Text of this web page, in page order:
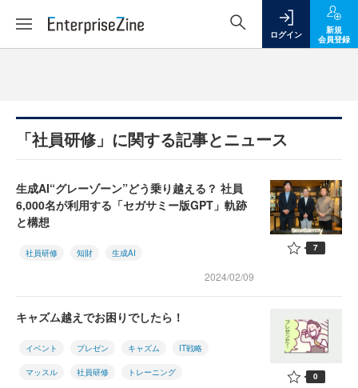
ログイン
新規
会員登録
「社員研修」に関する記事とニュース
生成AI“グレーゾーン”どう乗り越える？ 社員
6,000名が利用する「セガサミー版GPT」軌跡
と構想
社員研修 知財 生成AI
2024/02/09
7
キャズム越えでお困りでしたら！
イベント プレゼン キャズム IT戦略
マッスル 社員研修 トレーニング 0